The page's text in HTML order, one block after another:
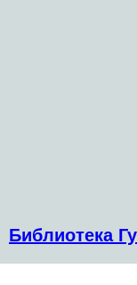
Библиотека